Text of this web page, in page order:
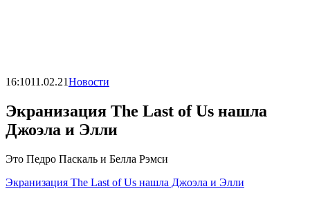
16:1011.02.21Новости
Экранизация The Last of Us нашла
Джоэла и Элли
Это Педро Паскаль и Белла Рэмси
Экранизация The Last of Us нашла Джоэла и Элли